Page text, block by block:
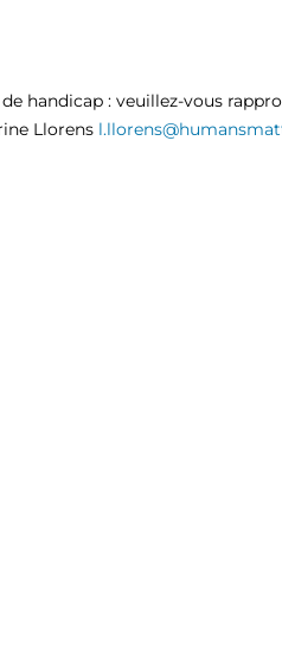
handicap : veuillez-vous
Llorens